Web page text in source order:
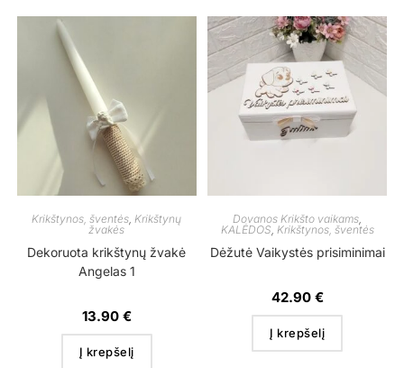
Krikštynos, šventės,Krikštynų
žvakės
Dekoruota krikštynų žvakė
Angelas 1
13.90 €
Į krepšelį
Dovanos Krikšto vaikams,
KALĖDOS, Krikštynos, šventės
Dėžutė Vaikystės prisiminimai
42.90 €
Į krepšelį